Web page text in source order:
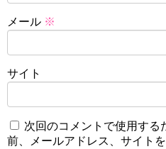
メール ※
サイト
次回のコメントで使用する
前、メールアドレス、サイトを